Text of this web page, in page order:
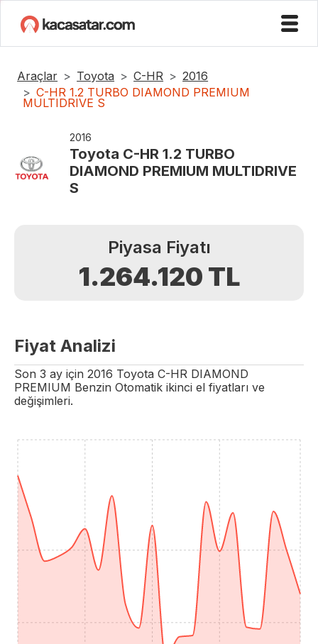
Araçlar Toyota C-HR
2016
C-HR 1.2 TURBO DIAMOND PREMIUM
MULTIDRIVE S
2016
Toyota C-HR 1.2 TURBO
DIAMOND PREMIUM MULTIDRIVE
S
Piyasa Fiyatı
1.264.120 TL
Fiyat Analizi
Son 3 ay için 2016 Toyota C-HR DIAMOND
PREMIUM Benzin Otomatik ikinci el fiyatları ve
değişimleri.